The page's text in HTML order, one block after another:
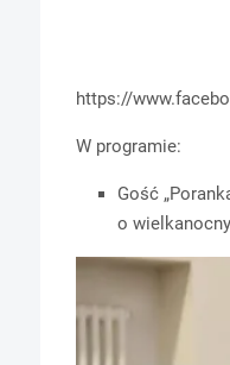
https://
W programie:
Gość
o